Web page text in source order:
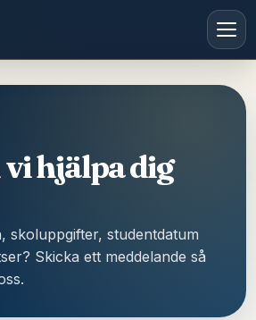
hjälpa dig
skoluppgifter, studentdatum
Skicka ett meddelande så